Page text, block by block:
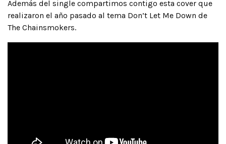
Además del single compartimos contigo esta cover que
realizaron el año pasado al tema Don’t Let Me Down de
The Chainsmokers.